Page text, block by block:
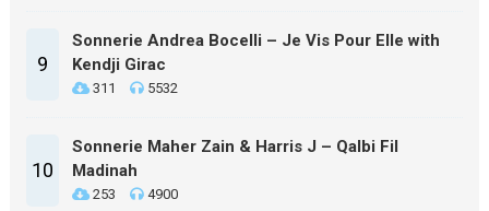
9
Sonnerie Andrea Bocelli – Je Vis Pour Elle with
Kendji Girac
311 5532
10
Sonnerie Maher Zain & Harris J – Qalbi Fil
Madinah
253 4900